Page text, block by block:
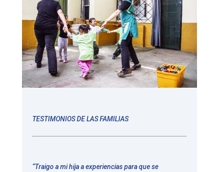
TESTIMONIOS DE LAS FAMILIAS
“Traigo a mi hija a experiencias para que se